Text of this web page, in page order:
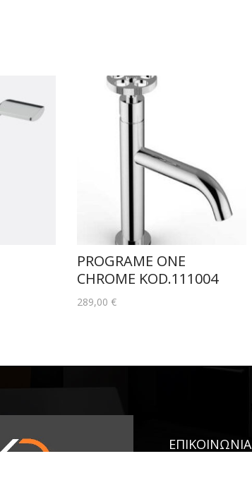
PROGRAME ONE
CHROME KOD.111004
289,00 €
ΕΠΙΚΟΙΝΩΝΙΑ